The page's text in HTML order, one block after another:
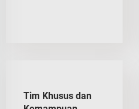
Tim Khusus dan